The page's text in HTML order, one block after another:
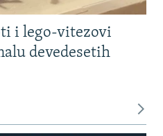
i lego-vitezovi
devedesetih